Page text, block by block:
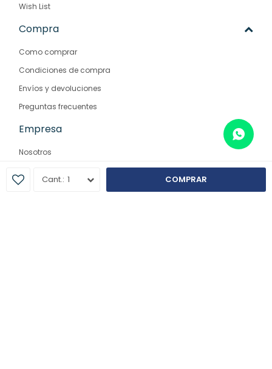
1 COMPRAR
Wish List
Compra
Como comprar
Condiciones de compra
Envíos y devoluciones
Preguntas frecuentes
Empresa
Nosotros